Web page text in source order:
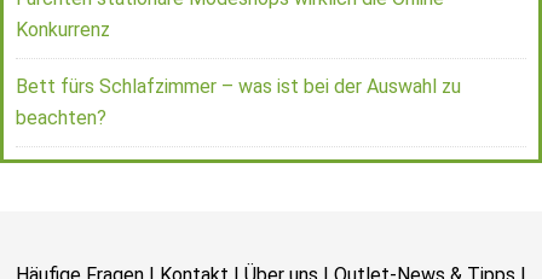
Konkurrenz
Bett fürs Schlafzimmer – was ist bei der Auswahl zu
beachten?